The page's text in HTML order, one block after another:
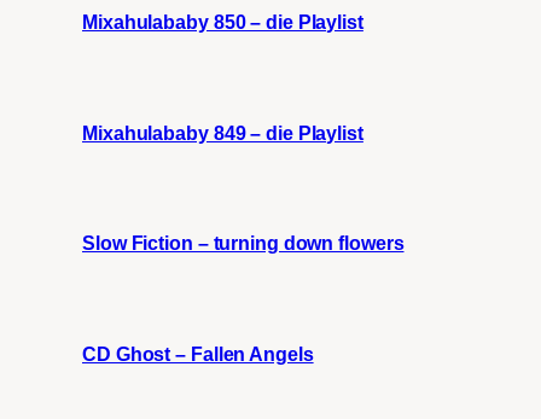
Mixahulababy 850 – die Playlist
Mixahulababy 849 – die Playlist
Slow Fiction – turning down flowers
CD Ghost – Fallen Angels